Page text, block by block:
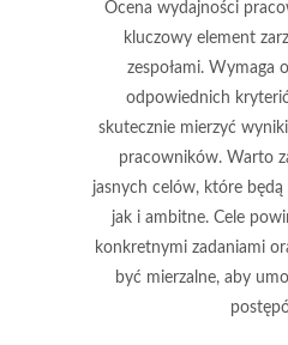
Ocena wydajności
kluczowy element
zespołami. Wymaga
odpowiednich
skutecznie mierzyć
pracowników. Warto
jasnych celów, które będą
jak i ambitne. Cele
konkretnymi zadaniami
być mierzalne, aby